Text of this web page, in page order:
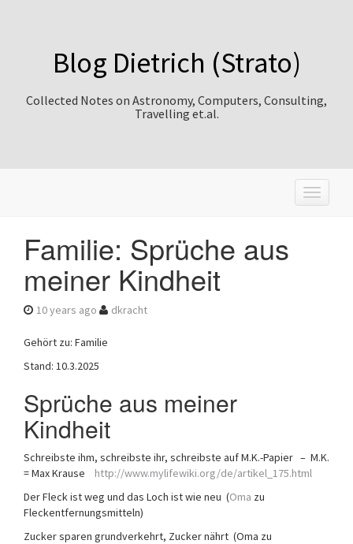
Blog Dietrich (Strato)
Collected Notes on Astronomy, Computers, Consulting,
Travelling et.al.
T
o
Familie: Sprüche aus
meiner Kindheit
10 years ago dkracht
Gehört zu: Familie
Stand: 10.3.2025
Sprüche aus meiner
Kindheit
Schreibste ihm, schreibste ihr, schreibste auf M.K.-Papier – M.K.
= Max Krause http://www.mylifewiki.org/de/artikel_175.html
Der Fleck ist weg und das Loch ist wie neu (Oma zu
Fleckentfernungsmitteln)
Zucker sparen grundverkehrt, Zucker nährt (Oma zu